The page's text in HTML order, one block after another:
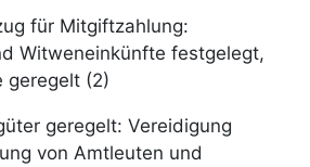
für Mitgiftzahlung:
Witweneinkünfte festgelegt,
geregelt (2)
geregelt: Vereidigung
von Amtleuten und